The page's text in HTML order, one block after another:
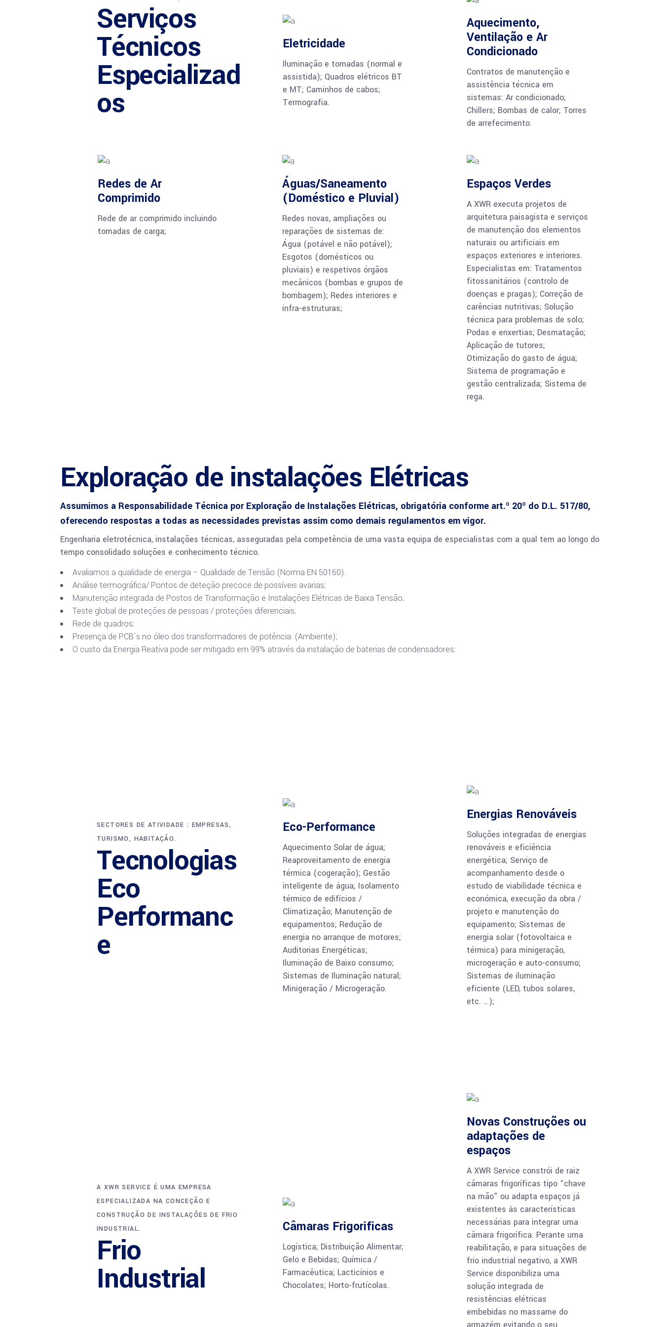
Serviços
Técnicos
Especializad
os
Eletricidade
Iluminação e tomadas (normal e
assistida); Quadros elétricos BT
e MT; Caminhos de cabos;
Termografia.
Aquecimento,
Ventilação e Ar
Condicionado
Contratos de manutenção e
assistência técnica em
sistemas: Ar condicionado;
Chillers; Bombas de calor; Torres
de arrefecimento.
Redes de Ar
Comprimido
Rede de ar comprimido incluindo
tomadas de carga;
Águas/Saneamento
(Doméstico e Pluvial)
Redes novas, ampliações ou
reparações de sistemas de:
Água (potável e não potável);
Esgotos (domésticos ou
pluviais) e respetivos órgãos
mecânicos (bombas e grupos de
bombagem); Redes interiores e
infra-estruturas;
Espaços Verdes
A XWR executa projetos de
arquitetura paisagista e serviços
de manutenção dos elementos
naturais ou artificiais em
espaços exteriores e interiores.
Especialistas em: Tratamentos
fitossanitários (controlo de
doenças e pragas); Correção de
carências nutritivas; Solução
técnica para problemas de solo;
Podas e enxertias; Desmatação;
Aplicação de tutores;
Otimização do gasto de água;
Sistema de programação e
gestão centralizada; Sistema de
rega.
Exploração de instalações Elétricas
Assumimos a Responsabilidade Técnica por Exploração de Instalações Elétricas, obrigatória conforme art.º 20º do D.L. 517/80,
oferecendo respostas a todas as necessidades previstas assim como demais regulamentos em vigor.
Engenharia eletrotécnica, instalações técnicas, asseguradas pela competência de uma vasta equipa de especialistas com a qual tem ao longo do
tempo consolidado soluções e conhecimento técnico.
Avaliamos a qualidade de energia – Qualidade de Tensão (Norma EN 50160).
Análise termográfica/ Pontos de deteção precoce de possíveis avarias;
Manutenção integrada de Postos de Transformação e Instalações Elétricas de Baixa Tensão;
Teste global de proteções de pessoas / proteções diferenciais;
Rede de quadros;
Presença de PCB`s no óleo dos transformadores de potência. (Ambiente);
O custo da Energia Reativa pode ser mitigado em 99% através da instalação de baterias de condensadores;
SECTORES DE ATIVIDADE : EMPRESAS,
TURISMO, HABITAÇÃO.
Tecnologias
Eco
Performanc
e
Eco-Performance
Aquecimento Solar de água;
Reaproveitamento de energia
térmica (cogeração); Gestão
inteligente de água; Isolamento
térmico de edifícios /
Climatização; Manutenção de
equipamentos; Redução de
energia no arranque de motores;
Auditorias Energéticas;
Iluminação de Baixo consumo;
Sistemas de Iluminação natural;
Minigeração / Microgeração.
Energias Renováveis
Soluções integradas de energias
renováveis e eficiência
energética; Serviço de
acompanhamento desde o
estudo de viabilidade técnica e
económica, execução da obra /
projeto e manutenção do
equipamento; Sistemas de
energia solar (fotovoltaica e
térmica) para minigeração,
microgeração e auto-consumo;
Sistemas de iluminação
eficiente (LED, tubos solares,
etc. …);
A XWR SERVICE É UMA EMPRESA
ESPECIALIZADA NA CONCEÇÃO E
CONSTRUÇÃO DE INSTALAÇÕES DE FRIO
INDUSTRIAL.
Frio
Industrial
Câmaras Frigorificas
Logística; Distribuição Alimentar;
Gelo e Bebidas; Química /
Farmacêutica; Lacticínios e
Chocolates; Horto-frutícolas.
Novas Construções ou
adaptações de
espaços
A XWR Service constrói de raiz
câmaras frigoríficas tipo “chave
na mão” ou adapta espaços já
existentes às características
necessárias para integrar uma
câmara frigorífica. Perante uma
reabilitação, e para situações de
frio industrial negativo, a XWR
Service disponibiliza uma
solução integrada de
resistências elétricas
embebidas no massame do